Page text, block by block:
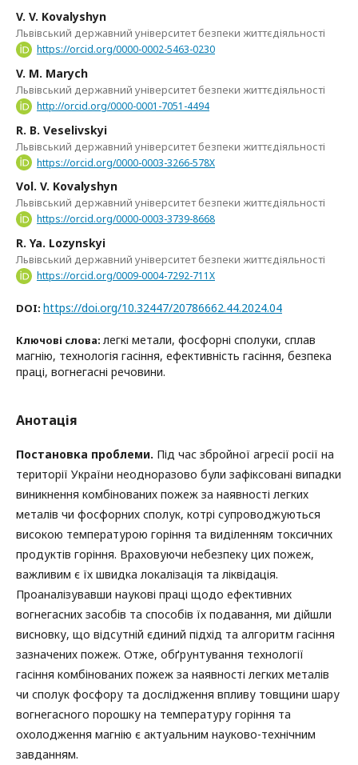
V. V. Kovalyshyn
Львівський державний університет безпеки життєдіяльності
https://orcid.org/0000-0002-5463-0230
V. M. Marych
Львівський державний університет безпеки життєдіяльності
http://orcid.org/0000-0001-7051-4494
R. B. Veselіvskyі
Львівський державний університет безпеки життєдіяльності
https://orcid.org/0000-0003-3266-578X
Vol. V. Kovalyshyn
Львівський державний університет безпеки життєдіяльності
https://orcid.org/0000-0003-3739-8668
R. Ya. Lozynskyі
Львівський державний університет безпеки життєдіяльності
https://orcid.org/0009-0004-7292-711X
DOI: https://doi.org/10.32447/20786662.44.2024.04
Ключові слова: легкі метали, фосфорні сполуки, сплав
магнію, технологія гасіння, ефективність гасіння, безпека
праці, вогнегасні речовини.
Анотація
Постановка проблеми. Під час збройної агресії росії на
території України неодноразово були зафіксовані випадки
виникнення комбінованих пожеж за наявності легких
металів чи фосфорних сполук, котрі супроводжуються
високою температурою горіння та виділенням токсичних
продуктів горіння. Враховуючи небезпеку цих пожеж,
важливим є їх швидка локалізація та ліквідація.
Проаналізувавши наукові праці щодо ефективних
вогнегасних засобів та способів їх подавання, ми дійшли
висновку, що відсутній єдиний підхід та алгоритм гасіння
зазначених пожеж. Отже, обґрунтування технології
гасіння комбінованих пожеж за наявності легких металів
чи сполук фосфору та дослідження впливу товщини шару
вогнегасного порошку на температуру горіння та
охолодження магнію є актуальним науково-технічним
завданням.